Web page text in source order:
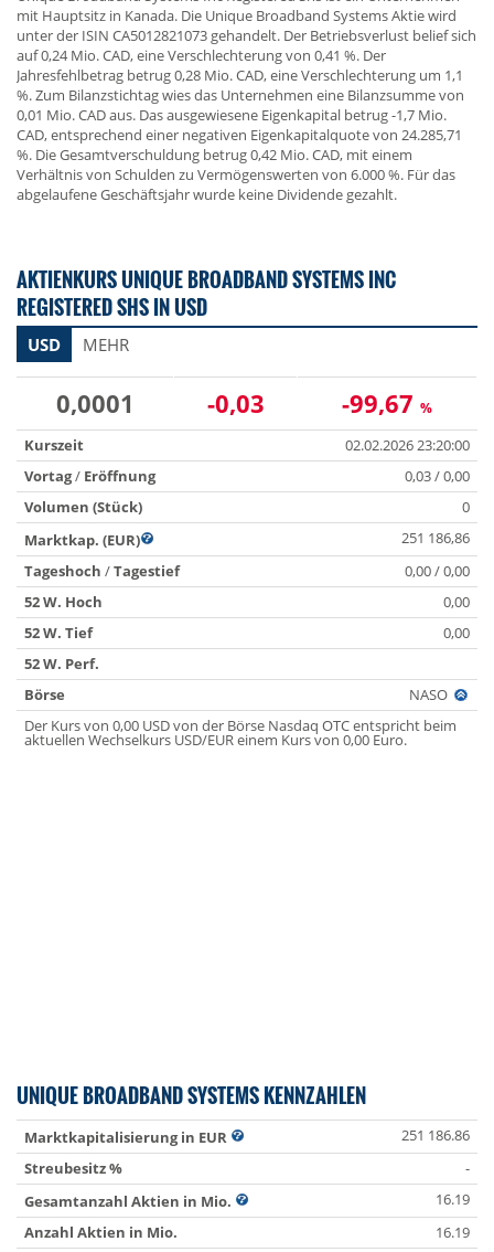
mit Hauptsitz in Kanada. Die Unique Broadband Systems Aktie wird
unter der ISIN CA5012821073 gehandelt. Der Betriebsverlust belief sich
auf 0,24 Mio. CAD, eine Verschlechterung von 0,41 %. Der
Jahresfehlbetrag betrug 0,28 Mio. CAD, eine Verschlechterung um 1,1
%. Zum Bilanzstichtag wies das Unternehmen eine Bilanzsumme von
0,01 Mio. CAD aus. Das ausgewiesene Eigenkapital betrug -1,7 Mio.
CAD, entsprechend einer negativen Eigenkapitalquote von 24.285,71
%. Die Gesamtverschuldung betrug 0,42 Mio. CAD, mit einem
Verhältnis von Schulden zu Vermögenswerten von 6.000 %. Für das
abgelaufene Geschäftsjahr wurde keine Dividende gezahlt.
AKTIENKURS UNIQUE BROADBAND SYSTEMS INC
REGISTERED SHS IN USD
USD MEHR
0,0001 -0,03 -99,67 %
Kurszeit
02.02.2026 23:20:00
Vortag/ Eröffnung
0,03 / 0,00
Volumen (Stück)
0
Marktkap. (EUR)
251 186,86
Tageshoch /Tagestief
0,00 / 0,00
52 W. Hoch
0,00
52 W. Tief
0,00
52 W. Perf.
Börse
NASO
Der Kurs von 0,00 USD von der Börse Nasdaq OTC entspricht beim
aktuellen Wechselkurs USD/EUR einem Kurs von 0,00 Euro.
UNIQUE BROADBAND SYSTEMS KENNZAHLEN
Marktkapitalisierung in EUR
251 186.86
Streubesitz %
-
Gesamtanzahl Aktien in Mio.
16.19
Anzahl Aktien in Mio.
16.19